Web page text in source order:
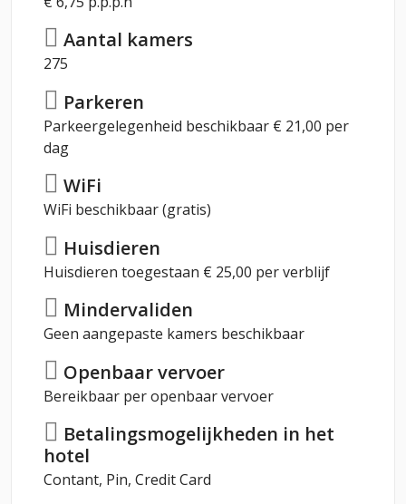
Aantal kamers
275
Parkeren
Parkeergelegenheid beschikbaar € 21,00 per
dag
WiFi
WiFi beschikbaar (gratis)
Huisdieren
Huisdieren toegestaan € 25,00 per verblijf
Mindervaliden
Geen aangepaste kamers beschikbaar
Openbaar vervoer
Bereikbaar per openbaar vervoer
Betalingsmogelijkheden in het
hotel
Contant, Pin, Credit Card